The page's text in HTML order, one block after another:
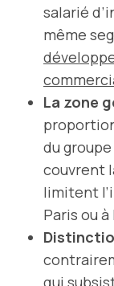
salarié
même
La zone
du
couvrent
limitent
Paris ou
qui